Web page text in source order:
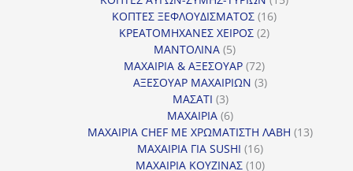
ΚΟΠΤΕΣ ΞΕΦΛΟΥΔΙΣΜΑΤΟΣ 1616
ΚΡΕΑΤΟΜΗΧΑΝΕΣ ΧΕΙΡΟΣ 22
ΜΑΝΤΟΛΙΝΑ 55
προϊόντα
ΜΑΧΑΙΡΙΑ & ΑΞΕΣΟΥΑΡ 7272
προϊόντα
ΑΞΕΣΟΥΑΡ ΜΑΧΑΙΡΙΩΝ 33
ΜΑΣΑΤΙ 33
προϊόντα
ΜΑΧΑΙΡΙΑ 66
προϊόντα
ΜΑΧΑΙΡΙΑ CHEF ΜΕ ΧΡΩΜΑΤΙΣΤΗ ΛΑΒΗ 1313
ΜΑΧΑΙΡΙΑ ΓΙΑ SUSHI 1616
προϊόντα
ΜΑΧΑΙΡΙΑ ΚΟΥΖΙΝΑΣ 1010